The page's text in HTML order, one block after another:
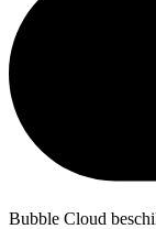
Bubble Cloud